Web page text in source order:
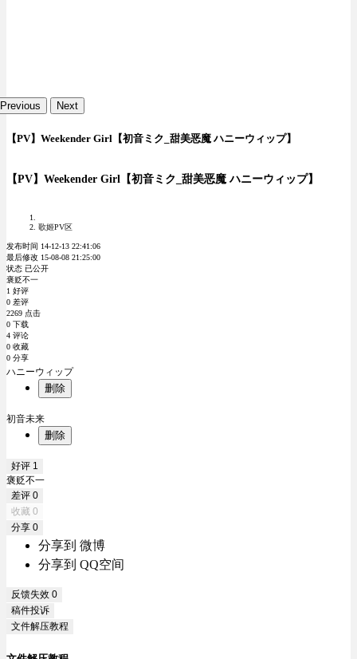
Previous Next
【PV】Weekender Girl【初音ミク_甜美恶魔 ハニーウィップ】
【PV】Weekender Girl【初音ミク_甜美恶魔 ハニーウィップ】
歌姬PV区
发布时间 14-12-13 22:41:06
最后修改 15-08-08 21:25:00
状态 已公开
褒贬不一
1 好评
0 差评
2269 点击
0 下载
4 评论
0 收藏
0 分享
ハニーウィップ
删除
初音未来
删除
好评 1
褒贬不一
差评 0
收藏 0
分享 0
分享到 微博
分享到 QQ空间
反馈失效 0
稿件投诉
文件解压教程